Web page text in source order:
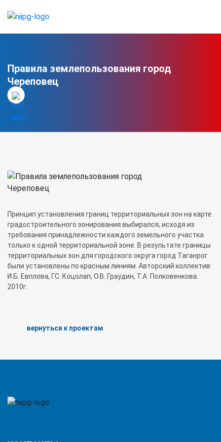
Правила землепользования город
Череповец
Принцип установления границ территориальных зон на карте
градостроительного зонирования выбирался, исходя из
требования принадлежности каждого земельного участка
только к одной территориальной зоне. В результате границы
территориальных зон для городского округа город Таганрог
были установлены по красным линиям. Авторский коллектив:
И.Б. Евплова, Г.С. Коцолап, О.В. Граудин, Т.А. Полковенкова.
2010г.
вернуться к проектам